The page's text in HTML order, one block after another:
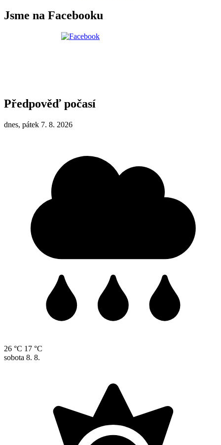
Jsme na Facebooku
Předpověď počasí
dnes, pátek 7. 8. 2026
26 °C 17 °C
sobota 8. 8.